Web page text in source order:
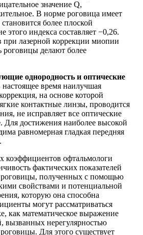
значение Q,
В норме роговица имеет
более плоской
этого индекса составляет −0,26.
при лазерной коррекции миопии
делают более
однородность и оптические
настоящее время наилучшая
на основе которой
контактные линзы, проводится
не исправляет все оптические
Для достижения наиболее высокой
равномерная гладкая передняя
офтальмологи
фактических показателей
роговицы, полученных с помощью
свойствами и потенциальной
которую она способна
могут рассматриваться
как математическое выражение
вызванных нерегулярностью
Для этого существует